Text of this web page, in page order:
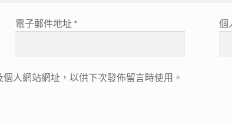
電子郵件地址 * 個
人網站網址，以供下次發佈留言時使用。